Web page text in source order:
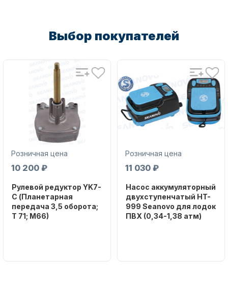
Аксессуары для лодок и
Подобрать запчасти для
лодочных моторов
Выбор покупателей
Розничная цена
10 200 ₽
Рулевой редуктор YK7-
C (Планетарная
передача 3,5 оборота;
T 71; M66)
Розничная цена
11 030 ₽
Насос аккумуляторный
двухступенчатый HT-
999 Seanovo для лодок
ПВХ (0,34-1,38 атм)